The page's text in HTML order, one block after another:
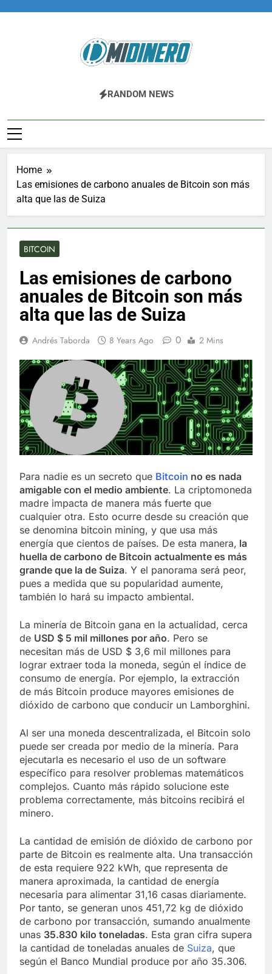
Midinero.co
Fintech, Criptomonedas
RANDOM NEWS
Home
Las emisiones de carbono anuales de Bitcoin son más
alta que las de Suiza
BITCOIN
Las emisiones de carbono
anuales de Bitcoin son más
alta que las de Suiza
Andrés Taborda 8 Years Ago 0 2 Mins
Para nadie es un secreto que Bitcoin no es nada
amigable con el medio ambiente. La criptomoneda
madre impacta de manera más fuerte que
cualquier otra. Esto ocurre desde su creación que
se denomina bitcoin mining, y que usa más
energía que cientos de países. De esta manera, la
huella de carbono de Bitcoin actualmente es más
grande que la de Suiza. Y el panorama será peor,
pues a medida que su popularidad aumente,
también lo hará su impacto ambiental.
La minería de Bitcoin gana en la actualidad, cerca
de USD $ 5 mil millones por año. Pero se
necesitan más de USD $ 3,6 mil millones para
lograr extraer toda la moneda, según el índice de
consumo de energía. Por ejemplo, la extracción
de más Bitcoin produce mayores emisiones de
dióxido de carbono que conducir un Lamborghini.
Al ser una moneda descentralizada, el Bitcoin solo
puede ser creada por medio de la minería. Para
ejecutarla es necesario el uso de un software
específico para resolver problemas matemáticos
complejos. Cuanto más rápido solucione este
problema correctamente, más bitcoins recibirá el
minero.
La cantidad de emisión de dióxido de carbono por
parte de Bitcoin es realmente alta. Una transacción
de esta requiere 922 kWh, que representa de
manera aproximada, la cantidad de energía
necesaria para alimentar 31,16 casas diariamente.
Por tanto, se generan unos 451,72 kg de dióxido
de carbono por transacción, sumando anualmente
unas 35.830 kilo toneladas. Esta gran cifra supera
la cantidad de toneladas anuales de Suiza, que
según el Banco Mundial produce por año 35.306.